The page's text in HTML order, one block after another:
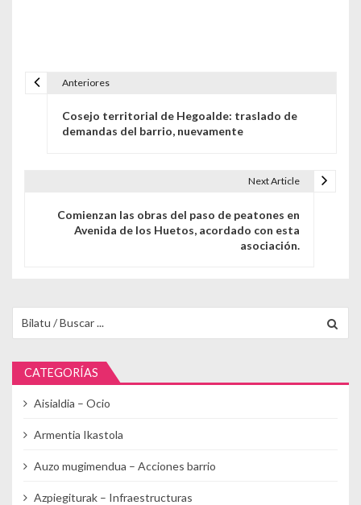
Anteriores
Cosejo territorial de Hegoalde: traslado de
demandas del barrio, nuevamente
Next Article
Comienzan las obras del paso de peatones en
Avenida de los Huetos, acordado con esta
asociación.
CATEGORÍAS
Aisialdia – Ocio
Armentia Ikastola
Auzo mugimendua – Acciones barrio
Azpiegiturak – Infraestructuras